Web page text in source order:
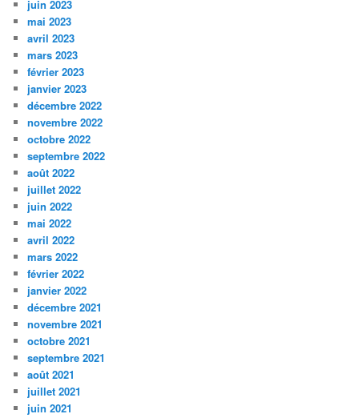
juin 2023
mai 2023
avril 2023
mars 2023
février 2023
janvier 2023
décembre 2022
novembre 2022
octobre 2022
septembre 2022
août 2022
juillet 2022
juin 2022
mai 2022
avril 2022
mars 2022
février 2022
janvier 2022
décembre 2021
novembre 2021
octobre 2021
septembre 2021
août 2021
juillet 2021
juin 2021